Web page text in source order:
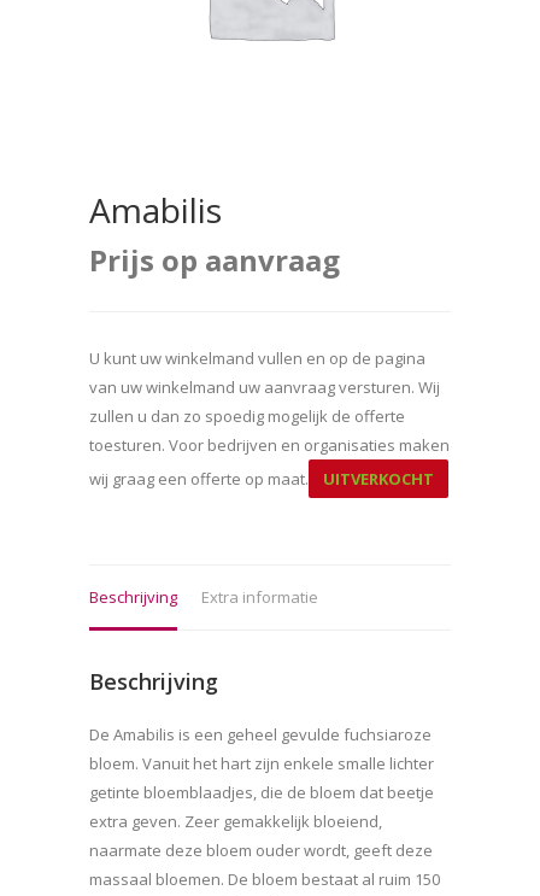
Amabilis
Prijs op aanvraag
U kunt uw winkelmand vullen en op de pagina
van uw winkelmand uw aanvraag versturen. Wij
zullen u dan zo spoedig mogelijk de offerte
toesturen. Voor bedrijven en organisaties maken
wij graag een offerte op maat.
UITVERKOCHT
Beschrijving Extra informatie
Beschrijving
De Amabilis is een geheel gevulde fuchsiaroze
bloem. Vanuit het hart zijn enkele smalle lichter
getinte bloemblaadjes, die de bloem dat beetje
extra geven. Zeer gemakkelijk bloeiend,
naarmate deze bloem ouder wordt, geeft deze
massaal bloemen. De bloem bestaat al ruim 150